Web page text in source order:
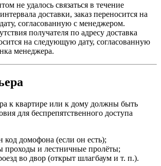
не удалось связаться в течение
доставки, заказ переносится на
согласованную с менеджером.
получателя по адресу доставка
на следующую дату, согласованную
менеджера.
к квартире или к дому должны быть
для беспрепятственного доступа
код домофона (если он есть);
проходы и лестничные пролёты;
во двор (открыт шлагбаум и т. п.).